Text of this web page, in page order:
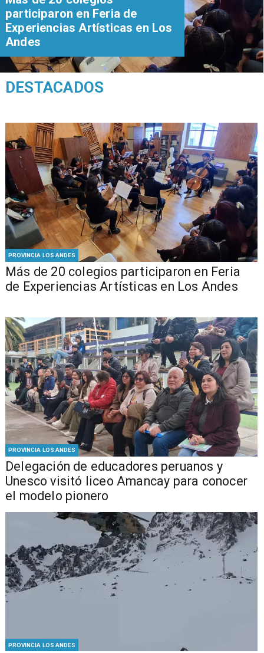
PROVINCIA LOS ANDES
Más de 20 colegios participaron en Feria
de Experiencias Artísticas en Los Andes
PROVINCIA LOS ANDES
Delegación de educadores peruanos y
Unesco visitó liceo Amancay para conocer
el modelo pionero
PROVINCIA LOS ANDES
participaron en Feria de
Experiencias Artísticas en Los
Andes
DESTACADOS